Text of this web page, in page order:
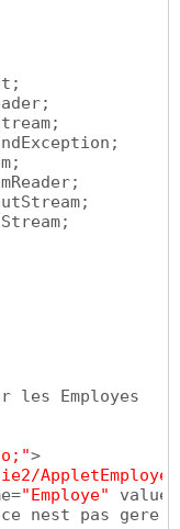
extends JApplet
objets
>
"Employe" value=